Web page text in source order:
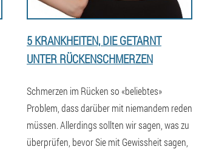
5 KRANKHEITEN, DIE GETARNT
UNTER RÜCKENSCHMERZEN
Schmerzen im Rücken so «beliebtes»
Problem, dass darüber mit niemandem reden
müssen. Allerdings sollten wir sagen, was zu
überprüfen, bevor Sie mit Gewissheit sagen,